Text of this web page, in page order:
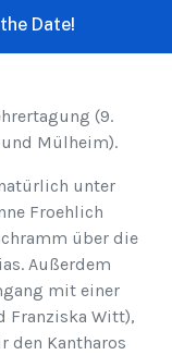
Date!
(9.
Mülheim).
unter
Froehlich
über die
Außerdem
mit einer
Franziska Witt),
den Kantharos